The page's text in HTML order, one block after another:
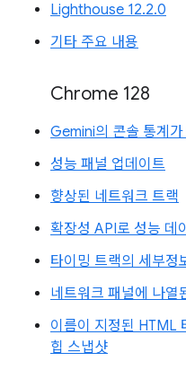
Lighthouse 12.2.0
기타 주요 내용
Chrome 128
Gemini의 콘솔 통계
성능 패널 업데이트
향상된 네트워크 트랙
확장성 API로 성능 데
타이밍 트랙의 세부정
네트워크 패널에 나열
이름이 지정된 HTML
힙 스냅샷